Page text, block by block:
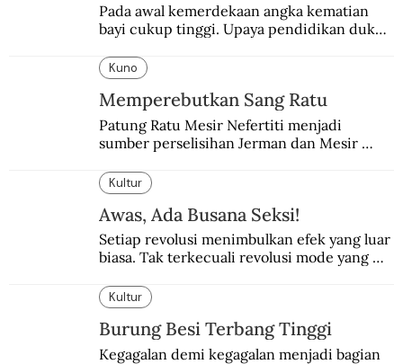
Pada awal kemerdekaan angka kematian
bayi cukup tinggi. Upaya pendidikan dukun
Kuno
Memperebutkan Sang Ratu
Patung Ratu Mesir Nefertiti menjadi
sumber perselisihan Jerman dan Mesir
Kultur
Awas, Ada Busana Seksi!
Setiap revolusi menimbulkan efek yang luar
biasa. Tak terkecuali revolusi mode yang
Kultur
Burung Besi Terbang Tinggi
Kegagalan demi kegagalan menjadi bagian